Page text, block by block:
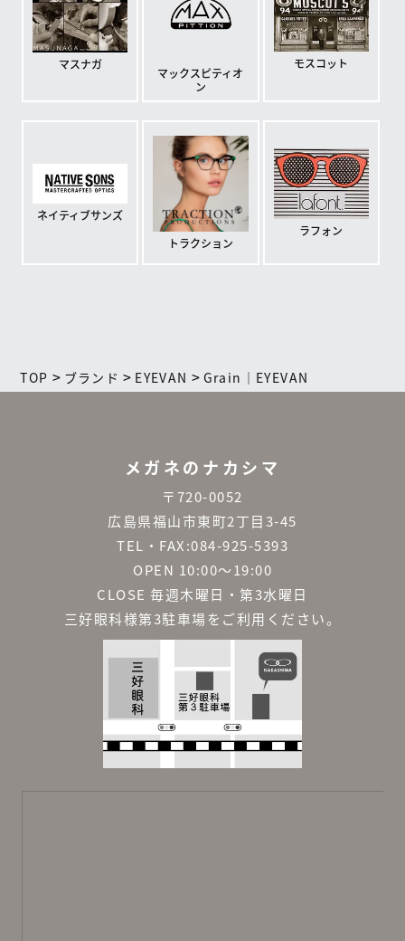
TOP > ブランド > EYEVAN > Grain｜EYEVAN
マスナガ
マックスピティオ
ン
モスコット
ネイティブサンズ
トラクション
ラフォン
メガネのナカシマ
〒720-0052
広島県福山市東町2丁目3-45
TEL・FAX:084-925-5393
OPEN 10:00～19:00
CLOSE 毎週木曜日・第3水曜日
三好眼科様第3駐車場をご利用ください。